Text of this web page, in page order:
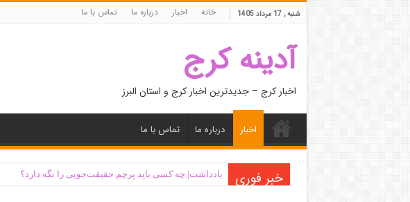
شنبه , 17 مرداد 1405 خانه اخبار درباره ما تماس با ما
آدینه کرج
اخبار کرج – جدیدترین اخبار کرج و استان البرز
اخبار درباره ما تماس با ما
خبر فوری یادداشت| ‌چه کسی باید پرچم حقیقت‌جویی را نگه دارد؟